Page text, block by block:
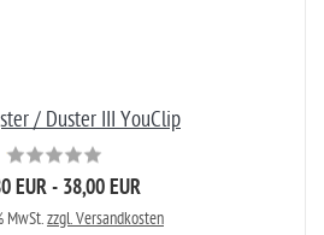
/ Duster III YouClip
EUR - 38,00 EUR
MwSt.zzgl. Versandkosten